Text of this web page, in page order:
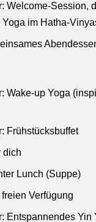
Welcome-Session,
im Hatha-
Wake-up Yoga
Frühstücksbuffet
dich
Lunch (Suppe)
Verfügung
Entspannendes Yin